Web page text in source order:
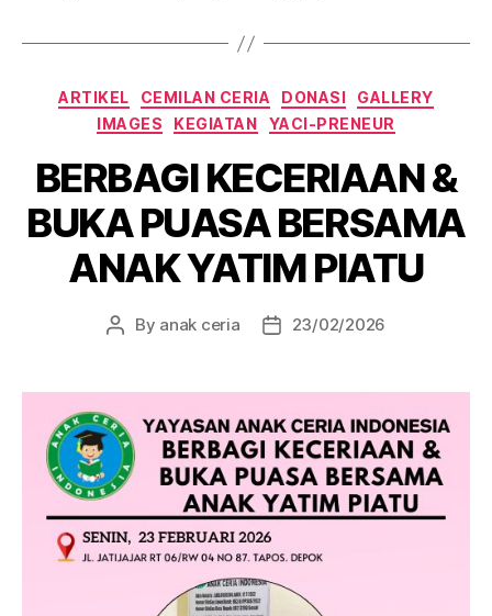
Categories
ARTIKEL CEMILAN CERIA DONASI
GALLERY
IMAGES
KEGIATAN YACI-PRENEUR
BERBAGI KECERIAAN &
BUKA PUASA BERSAMA
ANAK YATIM PIATU
Post
By anak ceria
Post23/02/2026